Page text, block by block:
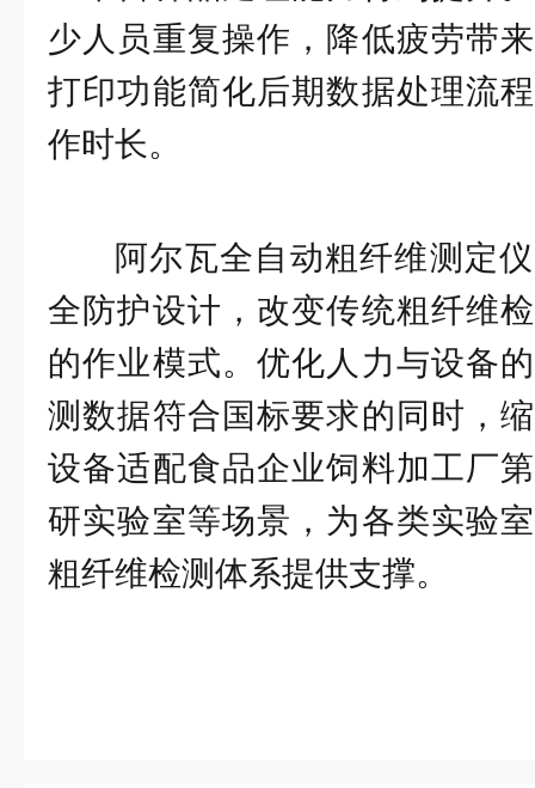
少人员重复操作，降低疲劳带
打印功能简化后期数据处理流
作时长。
阿尔瓦全自动粗纤维测定
全防护设计，改变传统粗纤维
的作业模式。优化人力与设备
测数据符合国标要求的同时，
设备适配食品企业饲料加工厂
研实验室等场景，为各类实验
粗纤维检测体系提供支撑。